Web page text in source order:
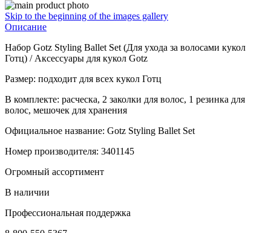
Skip to the beginning of the images gallery
Описание
Набор Gotz Styling Ballet Set (Для ухода за волосами кукол
Готц) / Аксессуары для кукол Gotz
Размер: подходит для всех кукол Готц
В комплекте: расческа, 2 заколки для волос, 1 резинка для
волос, мешочек для хранения
Официальное название: Gotz Styling Ballet Set
Номер производителя: 3401145
Огромный ассортимент
В наличии
Профессиональная поддержка